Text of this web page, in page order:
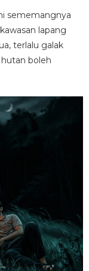
sememangnya
lapang
terlalu galak
boleh